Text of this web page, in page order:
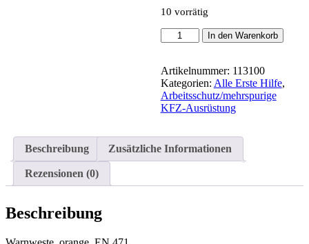
10 vorrätig
Warnweste
orange
In den Warenkorb
Artikelnummer: 113100
Kategorien: Alle Erste Hilfe,
Arbeitsschutz/mehrspurige
KFZ-Ausrüstung
Beschreibung Zusätzliche Informationen
Rezensionen (0)
Beschreibung